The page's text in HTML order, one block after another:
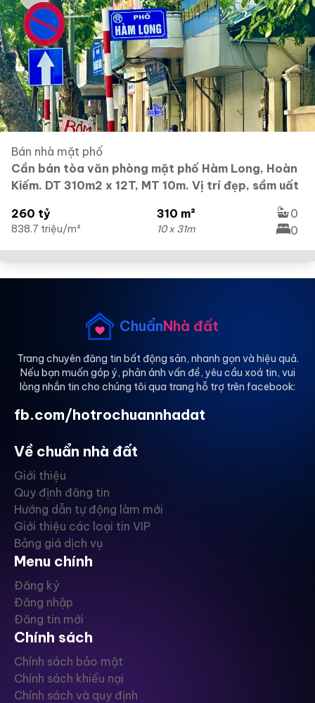
Bán nhà mặt phố
Cần bán tòa văn phòng mặt phố Hàm Long, Hoàn
Kiếm. DT 310m2 x 12T, MT 10m. Vị trí đẹp, sầm uất
260 tỷ
838.7 triệu/m²
310 m²
10 x 31m
0
0
ChuẩnNhà đất
Trang chuyên đăng tin bất động sản, nhanh gọn và hiệu quả.
Nếu bạn muốn góp ý, phản ánh vấn đề, yêu cầu xoá tin, vui
lòng nhắn tin cho chúng tôi qua trang hỗ trợ trên facebook:
fb.com/hotrochuannhadat
Về chuẩn nhà đất
Giới thiệu
Quy định đăng tin
Hướng dẫn tự động làm mới
Giới thiệu các loại tin VIP
Bảng giá dịch vụ
Menu chính
Đăng ký
Đăng nhập
Đăng tin mới
Chính sách
Chính sách bảo mật
Chính sách khiếu nại
Chính sách và quy định